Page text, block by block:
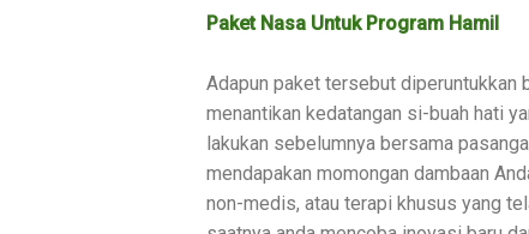
Paket Nasa Untuk Program Hamil
Adapun paket tersebut diperuntukkan
menantikan kedatangan si-buah hati
lakukan sebelumnya bersama
mendapakan momongan dambaan
non-medis, atau terapi khusus yang